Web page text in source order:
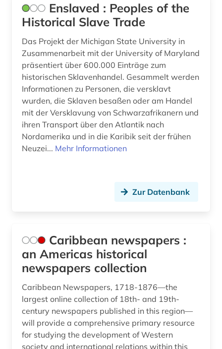
psychologie (1)
quelle (1)
recht (1)
religionswissenschaft (1)
schwarze (1)
science-fiction-studien (1)
sklaverei (15)
united nations (1)
usa (6)
ökonomie (1)
Enslaved : Peoples of the
Historical Slave Trade
Das Projekt der Michigan State University in
Zusammenarbeit mit der University of Maryland
präsentiert über 600.000 Einträge zum
historischen Sklavenhandel. Gesammelt werden
Informationen zu Personen, die versklavt
wurden, die Sklaven besaßen oder am Handel
mit der Versklavung von Schwarzafrikanern und
ihren Transport über den Atlantik nach
Nordamerika und in die Karibik seit der frühen
Neuzei... Mehr Informationen
Zur Datenbank
Caribbean newspapers :
an Americas historical
newspapers collection
Caribbean Newspapers, 1718-1876—the
largest online collection of 18th- and 19th-
century newspapers published in this region—
will provide a comprehensive primary resource
for studying the development of Western
society and international relations within this